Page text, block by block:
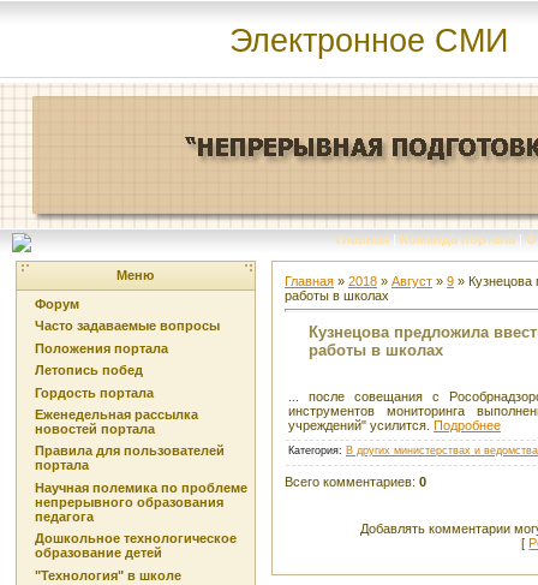
Электронное СМИ
Главная | Команда портала | О
Меню
Форум
Часто задаваемые вопросы
Положения портала
Летопись побед
Гордость портала
Еженедельная рассылка
новостей портала
Правила для пользователей
портала
Научная полемика по проблеме
непрерывного образования
педагога
Дошкольное технологическое
образование детей
"Технология" в школе
Главная » 2018 » Август » 9 » Кузнецова
работы в школах
Кузнецова предложила
работы в школах
... после совещания с
инструментов мониторинга
учреждений" усилится. Подробнее
Категория: В других министерствах и
Всего комментариев: 0
Добавлять комментарии
[